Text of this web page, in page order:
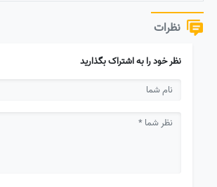
نظرات
نظر خود را به اشتراک بگذارید